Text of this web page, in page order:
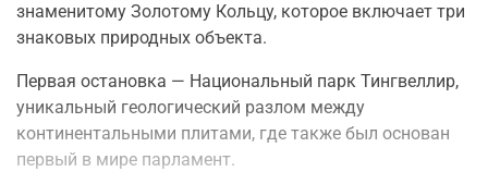
знаменитому Золотому Кольцу, которое включает три
знаковых природных объекта.
Первая остановка — Национальный парк Тингвеллир,
уникальный геологический разлом между
континентальными плитами, где также был основан
первый в мире парламент.